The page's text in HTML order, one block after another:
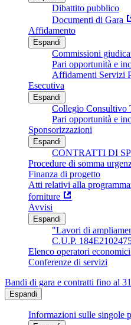
Dibattito pubblico
Documenti di Gara
Affidamento
Espandi
Commissioni
Pari opportunità e
Affidamenti Servizi
Esecutiva
Espandi
Collegio Consultivo
Pari opportunità e
Sponsorizzazioni
Espandi
CONTRATTI DI
Procedure di somma
Finanza di progetto
Atti relativi alla
forniture
Avvisi
Espandi
"Lavori di
C.U.P.
Elenco operatori economici
Conferenze di servizi
Bandi di gara e contratti fino al
Espandi
Informazioni sulle singole